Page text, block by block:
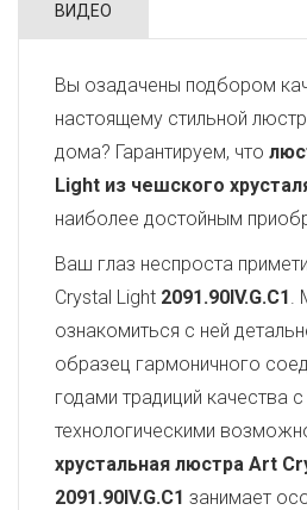
ВИДЕО
Вы озадачены подбором
настоящему стильной
дома? Гарантируем, что
Light из чешского
наиболее достойным
Ваш глаз неспроста
Crystal Light 2091.90IV.G.C1.
ознакомиться с ней
образец гармоничного
годами традиций качества
технологическими
хрустальная люстра Art
2091.90IV.G.C1 занимает